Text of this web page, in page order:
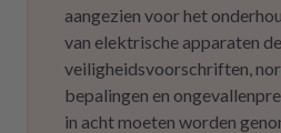
aangezien voor het
van elektrische apparaten
veiligheidsvoorschriften,
bepalingen en
in acht moeten worden